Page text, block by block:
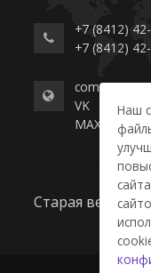
+7 (8412)
+7 (8412)
commerce-
VK
MAX
Старая версия
Наш